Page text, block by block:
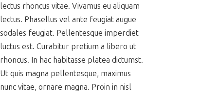
lectus rhoncus vitae. Vivamus eu aliquam
lectus. Phasellus vel ante feugiat augue
sodales feugiat. Pellentesque imperdiet
luctus est. Curabitur pretium a libero ut
rhoncus. In hac habitasse platea dictumst.
Ut quis magna pellentesque, maximus
nunc vitae, ornare magna. Proin in nisl